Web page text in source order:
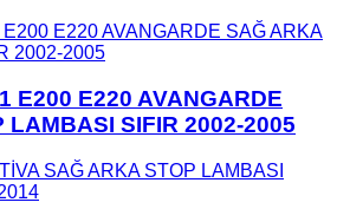
E200 E220 AVANGARDE
LAMBASI SIFIR 2002-2005